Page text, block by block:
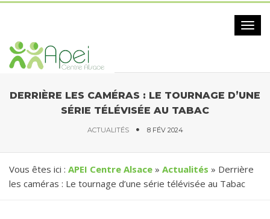
DERRIÈRE LES CAMÉRAS : LE TOURNAGE D’UNE
SÉRIE TÉLÉVISÉE AU TABAC
ACTUALITÉS 8 FÉV 2024
Vous êtes ici : APEI Centre Alsace » Actualités » Derrière
les caméras : Le tournage d’une série télévisée au Tabac